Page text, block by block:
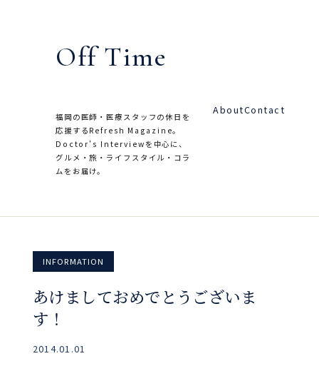
Off Time
福岡の医師・医療スタッフの休日を
応援するRefresh Magazine。
Doctor's Interviewを中心に、
グルメ・旅・ライフスタイル・コラ
ムをお届け。
AboutContact
INFORMATION
あけましておめでとうございま
す！
2014.01.01